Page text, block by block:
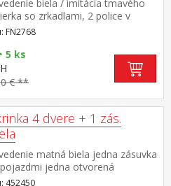
biela / imitácia tmavého
so zrkadlami, 2 police v
2 svetlá, vo vnútri skrinky
doplnok ku skrinkám
FN2766, FN2767 a
päť produktov možno tiež
FN27650
FN2768
5 ks
€ **
4 dvere + 1 zás.
matná biela jedna zásuvka
jedna otvorená
každá s jednou
452450